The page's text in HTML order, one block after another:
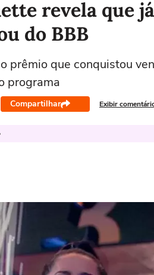
revela que
do BBB
prêmio que conquistou
programa
Compartilhar Exibir